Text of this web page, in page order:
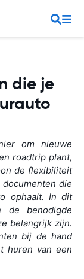
die je
om nieuwe
roadtrip plant,
de flexibiliteit
die
ophaalt. In dit
de benodigde
belangrijk zijn.
bij de hand
huren van een